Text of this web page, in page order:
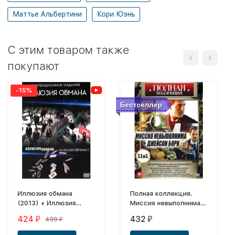
Маттье Альбертини Кори Юэнь
C этим товаром также
покупают
-15%
Иллюзия обмана
(2013) + Иллюзия
424 ₽ 499₽
Бестселлер
Полная коллекция.
Миссия невыполнима +
432 ₽